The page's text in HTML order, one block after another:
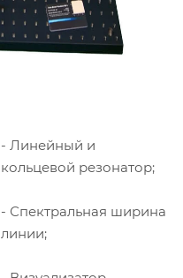
- Линейный и
кольцевой резонатор;
- Спектральная ширина
линии;